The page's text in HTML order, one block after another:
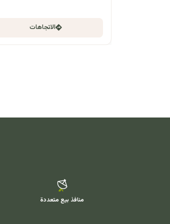
الاتجاهات
منافذ بيع متعددة